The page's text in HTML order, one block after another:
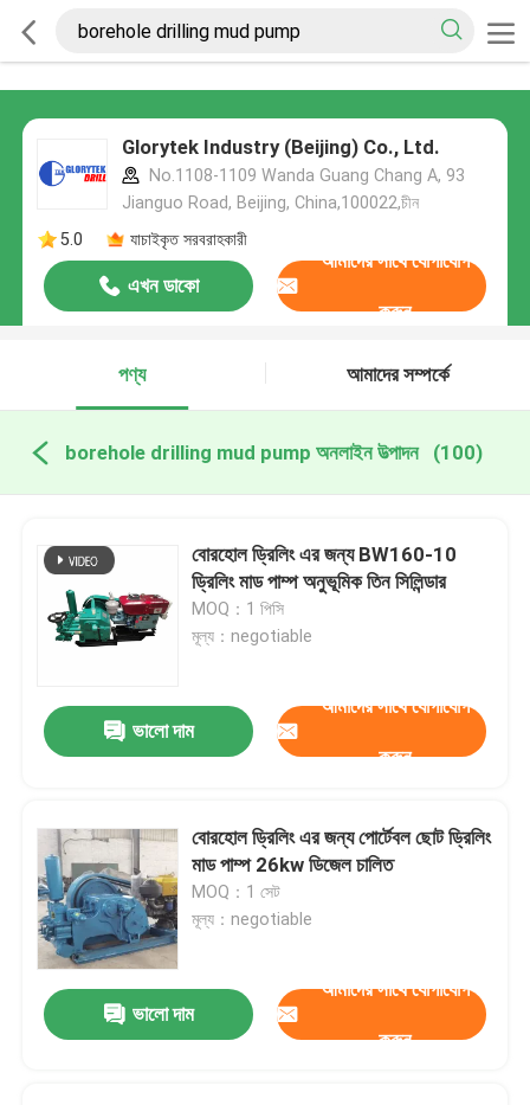
Glorytek Industry (Beijing) Co., Ltd.
No.1108-1109 Wanda Guang Chang A, 93
Jianguo Road, Beijing, China,100022,চীন
5.0
যাচাইকৃত সরবরাহকারী
এখন ডাকো
আমাদের সাথে যোগাযোগ
করুন
পণ্য আমাদের সম্পর্কে
borehole drilling mud pump অনলাইন উত্পাদন (100)
বোরহোল ড্রিলিং এর জন্য BW160-10
ড্রিলিং মাড পাম্প অনুভূমিক তিন সিলিন্ডার
MOQ：1 পিসি
মূল্য：negotiable
ভালো দাম
আমাদের সাথে যোগাযোগ
করুন
বোরহোল ড্রিলিং এর জন্য পোর্টেবল ছোট ড্রিলিং
মাড পাম্প 26kw ডিজেল চালিত
MOQ：1 সেট
মূল্য：negotiable
ভালো দাম
আমাদের সাথে যোগাযোগ
করুন